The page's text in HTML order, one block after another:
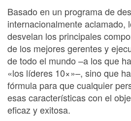
Basado en un programa de
internacionalmente aclamado,
desvelan los principales
de los mejores gerentes y
de todo el mundo –a los que
«los líderes 10×»–, sino que
fórmula para que cualquier
esas características con el
eﬁcaz y exitosa.